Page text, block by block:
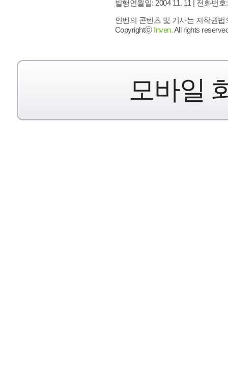
발행연월일: 2004 11. 11 | 전화번호
인벤의 콘텐츠 및 기사는 저작권
Copyrightⓒ Inven.All rights
모바일